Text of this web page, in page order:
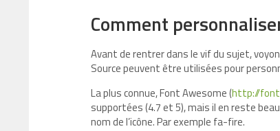
Comment
Avant de rentrer dans le vif du sujet,
Source peuvent être utilisées pour
La plus connue, Font Awesome (http://
supportées (4.7 et 5), mais il en reste
nom de l’icône. Par exemple fa-fire.